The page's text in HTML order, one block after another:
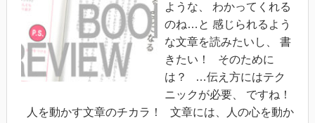
ような、 わかってくれる
のね…と 感じられるよう
な文章を読みたいし、 書
きたい！ そのために
は？ …伝え方にはテク
ニックが必要、 ですね！
人を動かす文章のチカラ！ 文章には、人の心を動か